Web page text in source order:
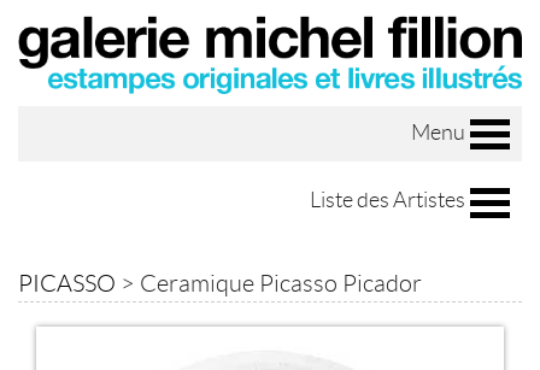
Menu
Liste des Artistes
PICASSO > Ceramique Picasso Picador